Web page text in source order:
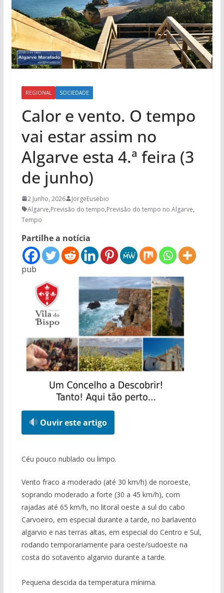
REGIONAL SOCIEDADE
Calor e vento. O tempo
vai estar assim no
Algarve esta 4.ª feira (3
de junho)
2 Junho, 2026
JorgeEusebio
Algarve,Previsão do tempo,Previsão do tempo no Algarve,
Tempo
Partilhe a notícia
pub
Ouvir este artigo
Céu pouco nublado ou limpo.
Vento fraco a moderado (até 30 km/h) de noroeste,
soprando moderado a forte (30 a 45 km/h), com
rajadas até 65 km/h, no litoral oeste a sul do cabo
Carvoeiro, em especial durante a tarde, no barlavento
algarvio e nas terras altas, em especial do Centro e Sul,
rodando temporariamente para oeste/sudoeste na
costa do sotavento algarvio durante a tarde.
Pequena descida da temperatura mínima.